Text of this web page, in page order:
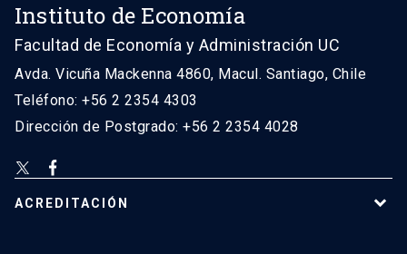
Instituto de Economía
Facultad de Economía y Administración UC
Avda. Vicuña Mackenna 4860, Macul. Santiago, Chile
Teléfono: +56 2 2354 4303
Dirección de Postgrado: +56 2 2354 4028
ACREDITACIÓN